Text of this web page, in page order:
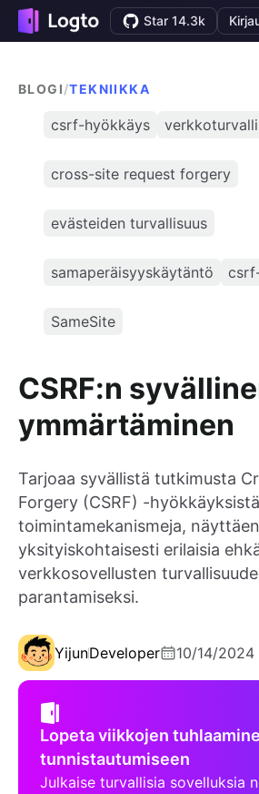
Star 14.3k
BLOGI/TEKNIIKKA
csrf-hyökkäys
cross-site request forgery
evästeiden turvallisuus
samaperäisyyskäytäntö
SameSite
CSRF:n
ymmärtäminen
Tarjoaa syvällistä tutkimusta
Forgery (CSRF) -
toimintamekanismeja,
yksityiskohtaisesti erilaisia
verkkosovellusten
parantamiseksi.
YijunDeveloper 10/14/2024
Lopeta viikkojen
tunnistautumiseen
Julkaise turvallisia sovelluksia